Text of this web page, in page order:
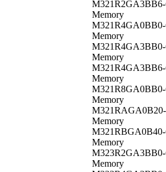
Memory
Memory
Memory
Memory
Memory
Memory
Memory
Memory